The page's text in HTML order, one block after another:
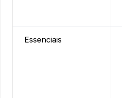
Essenciais